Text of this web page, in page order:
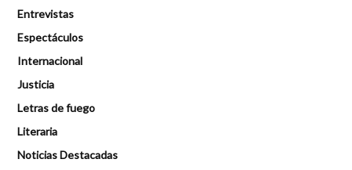
Entrevistas
Espectáculos
Internacional
Justicia
Letras de fuego
Literaria
Noticias Destacadas